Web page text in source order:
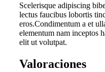
Scelerisque adipiscing
lectus faucibus lobortis
eros.Condimentum a et
elementum nam inceptos
elit ut volutpat.
Valoraciones